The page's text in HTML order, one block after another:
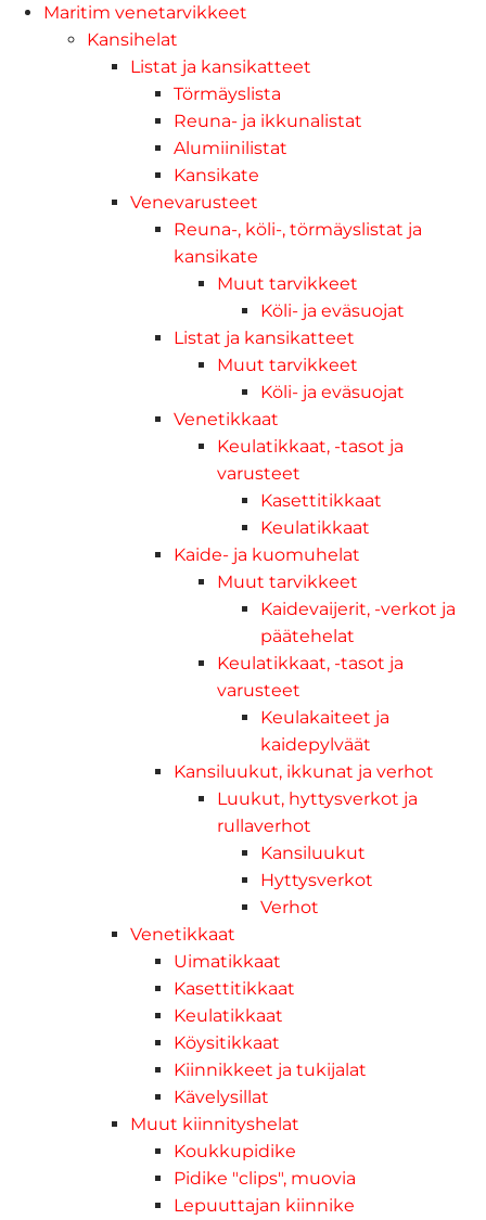
Maritim venetarvikkeet
Kansihelat
Listat ja kansikatteet
Törmäyslista
Reuna- ja ikkunalistat
Alumiinilistat
Kansikate
Venevarusteet
Reuna-, köli-, törmäyslistat ja
kansikate
Muut tarvikkeet
Köli- ja eväsuojat
Listat ja kansikatteet
Muut tarvikkeet
Köli- ja eväsuojat
Venetikkaat
Keulatikkaat, -tasot ja
varusteet
Kasettitikkaat
Keulatikkaat
Kaide- ja kuomuhelat
Muut tarvikkeet
Kaidevaijerit, -verkot ja
päätehelat
Keulatikkaat, -tasot ja
varusteet
Keulakaiteet ja
kaidepylväät
Kansiluukut, ikkunat ja verhot
Luukut, hyttysverkot ja
rullaverhot
Kansiluukut
Hyttysverkot
Verhot
Venetikkaat
Uimatikkaat
Kasettitikkaat
Keulatikkaat
Köysitikkaat
Kiinnikkeet ja tukijalat
Kävelysillat
Muut kiinnityshelat
Koukkupidike
Pidike "clips", muovia
Lepuuttajan kiinnike